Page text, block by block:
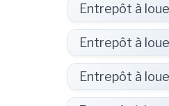
Entrepôt à
Entrepôt à
Entrepôt à